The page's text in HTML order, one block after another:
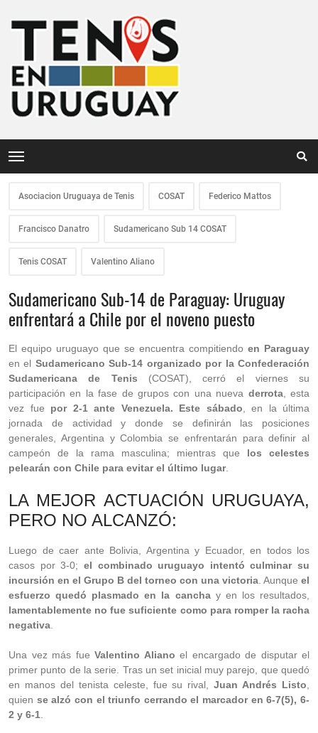
Asociacion Uruguaya de Tenis COSAT Federico Mattos
Francisco Danatro Sudamericano Sub 14 COSAT
Tenis COSAT Valentino Aliano
Sudamericano Sub-14 de Paraguay: Uruguay
enfrentará a Chile por el noveno puesto
El equipo uruguayo que se encuentra compitiendo en Paraguay
en el Sudamericano Sub-14 organizado por la Confederación
Sudamericana de Tenis (COSAT), cerró el viernes su
participación en la fase de grupos con una nueva derrota, esta
vez fue por 2-1 ante Venezuela. Este sábado , en la última
jornada de actividad y donde se definirán las posiciones
generales, Argentina y Colombia se enfrentarán para definir al
campeón de la rama masculina; mientras que los celestes
pelearán con Chile para evitar el último lugar.
LA MEJOR ACTUACIÓN URUGUAYA,
PERO NO ALCANZÓ:
Luego de caer ante Bolivia, Argentina y Ecuador, en todos los
casos por 3-0; el combinado uruguayo intentó culminar su
incursión en el Grupo B del torneo con una victoria . Aunque el
esfuerzo quedó plasmado en la canchay en los resultados,
lamentablemente no fue suficiente como para romper la racha
negativa
Una vez más fue Valentino Aliano el encargado de disputar el
primer punto de la serie. Tras un set inicial muy parejo, que quedó
en manos del tenista celeste, fue su rival,Juan Andrés Listo
quien se alzó con el triunfo cerrando el marcador en 6-7(5), 6-
2 y 6-1